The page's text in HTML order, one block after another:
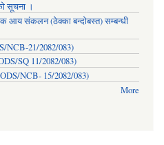
सूचना ।
आय संकलन (ठेक्का बन्दोबस्त) सम्बन्धी
NCB-21/2082/083)
SQ 11/2082/083)
NCB- 15/2082/083)
More